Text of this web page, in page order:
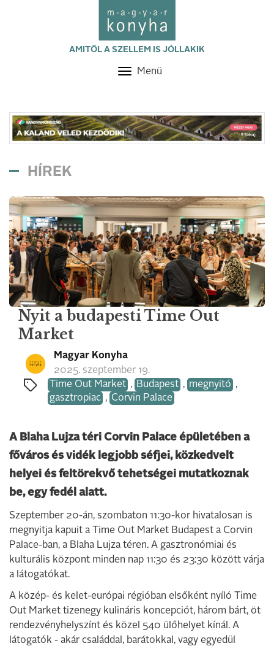
AMITŐL A SZELLEM IS JÓLLAKIK
Toggle
Menü
HÍREK
Nyit a budapesti Time Out
Market
Magyar Konyha
2025. szeptember 19.
Time Out Market , Budapest , megnyitó ,
gasztropiac , Corvin Palace
A Blaha Lujza téri Corvin Palace épületében a
főváros és vidék legjobb séfjei, közkedvelt
helyei és feltörekvő tehetségei mutatkoznak
be, egy fedél alatt.
Szeptember 20-án, szombaton 11:30-kor hivatalosan is
megnyitja kapuit a Time Out Market Budapest a Corvin
Palace-ban, a Blaha Lujza téren. A gasztronómiai és
kulturális központ minden nap 11:30 és 23:30 között várja
a látogatókat.
A közép- és kelet-európai régióban elsőként nyíló Time
Out Market tizenegy kulináris koncepciót, három bárt, öt
rendezvényhelyszínt és közel 540 ülőhelyet kínál. A
látogatók - akár családdal, barátokkal, vagy egyedül